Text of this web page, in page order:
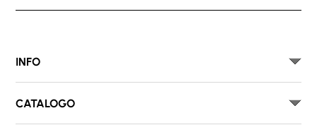
INFO
CATALOGO